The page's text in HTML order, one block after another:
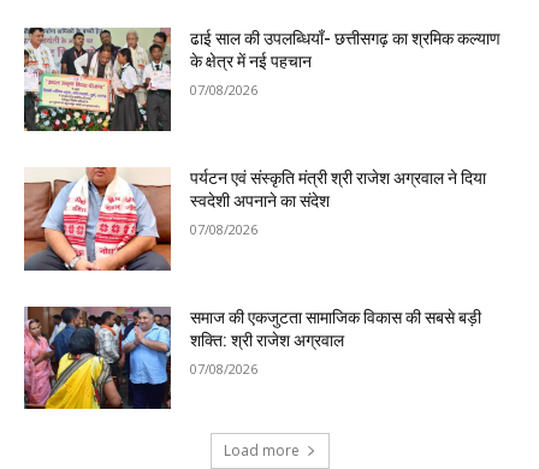
ढाई साल की उपलब्धियाँ- छत्तीसगढ़ का श्रमिक कल्याण
के क्षेत्र में नई पहचान
07/08/2026
पर्यटन एवं संस्कृति मंत्री श्री राजेश अग्रवाल ने दिया
स्वदेशी अपनाने का संदेश
07/08/2026
समाज की एकजुटता सामाजिक विकास की सबसे बड़ी
शक्ति: श्री राजेश अग्रवाल
07/08/2026
Load more